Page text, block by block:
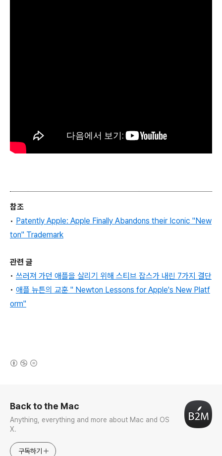
참조
• Patently Apple: Apple Finally Abandons their Iconic "New
ton" Trademark
관련 글
• 쓰러져 가던 애플을 살리기 위해 스티브 잡스가 내린 7가지 결단
• 애플 뉴튼의 교훈 " Newton Lessons for Apple's New Platf
orm"
Back to the Mac
Anything, everything and more about Mac and OS
X.
구독하기